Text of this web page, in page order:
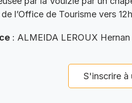
l’Office de Tourisme vers
: ALMEIDA LEROUX Hernan
S'inscrire à